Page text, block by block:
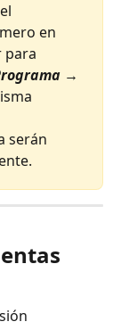
en
para
→
serán